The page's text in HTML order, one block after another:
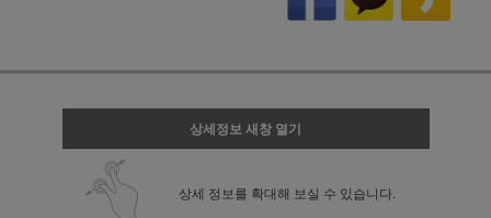
상세정보 새창 열기
상세 정보를 확대해 보실 수 있습니다.